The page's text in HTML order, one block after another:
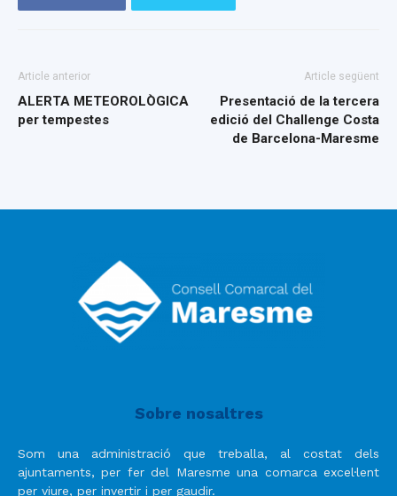
Article anterior
ALERTA METEOROLÒGICA
per tempestes
Article següent
Presentació de la tercera
edició del Challenge Costa
de Barcelona-Maresme
Sobre nosaltres
Som una administració que treballa, al costat dels
ajuntaments, per fer del Maresme una comarca excel·lent
per viure, per invertir i per gaudir.